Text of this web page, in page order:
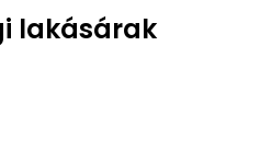
lakásárak